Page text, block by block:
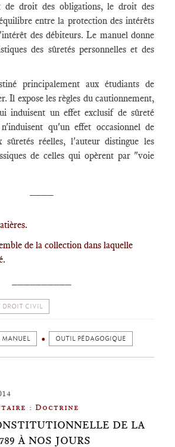
de droit des obligations, le droit des
entre la protection des intérêts
des débiteurs. Le manuel donne
des sûretés personnelles et des
principalement aux étudiants de
Il expose les règles du cautionnement,
induisent un effet exclusif de sûreté
qu'un effet occasionnel de
sûretés réelles, l'auteur distingue les
de celles qui opèrent par "voie
de la collection dans laquelle
DROIT CIVIL
MANUEL OUTIL PÉDAGOGIQUE
: Doctrine
DE LA
À NOS JOURS